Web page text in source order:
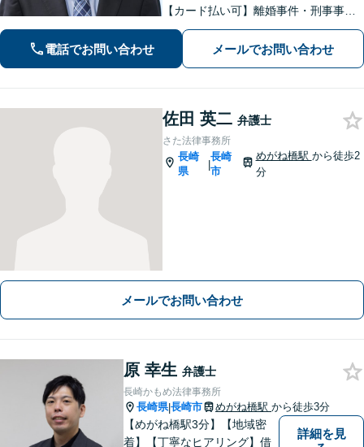
【カード払い可】離婚事件・刑事事
件・交通事故の専門弁護士があなたの
お悩みを解決いたします。一人で悩ま
ずに新たな一歩をわたしたちと。
電話でお問い合わせ メールでお問い合わせ
佐田 英二 弁護士
さた法律事務所
長崎
県
|
長崎
市
めがね橋駅 から徒歩2
分
メールでお問い合わせ
原 幸生 弁護士
長崎かもめ法律事務所
長崎県|長崎市 めがね橋駅 から徒歩3分
【めがね橋駅3分】【地域密
着】【丁寧なヒアリング】借
詳細を見